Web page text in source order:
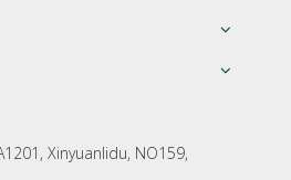
Xinyuanlidu, NO159,